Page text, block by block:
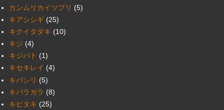
カンムリカイツブリ (5)
キアシシギ (25)
キクイタダキ (10)
キジ (4)
キジバト (1)
キセキレイ (4)
キバシリ (5)
キバラガラ (8)
キビタキ (25)